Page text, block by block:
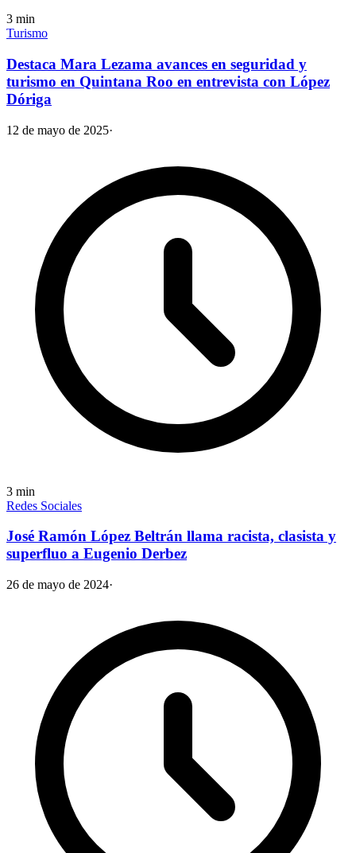
3 min
Turismo
Destaca Mara Lezama avances en seguridad y
turismo en Quintana Roo en entrevista con López
Dóriga
12 de mayo de 2025·
3 min
Redes Sociales
José Ramón López Beltrán llama racista, clasista y
superfluo a Eugenio Derbez
26 de mayo de 2024·